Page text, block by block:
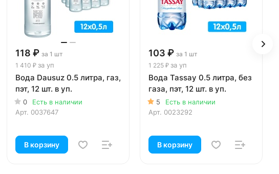
118 ₽ за 1 шт
1 410 ₽ за уп
Вода Dausuz 0.5 литра, газ,
пэт, 12 шт. в уп.
0
Есть в наличии
Арт. 0037647
В корзину
103 ₽ за 1 шт
1 225 ₽ за уп
Вода Tassay 0.5 литра, без
газа, пэт, 12 шт. в уп.
5
Есть в наличии
Арт. 0023292
В корзину